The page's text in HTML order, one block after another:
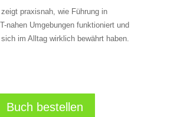
praxisnah, wie Führung in
nahen Umgebungen funktioniert und
im Alltag wirklich bewährt haben.
Buch bestellen